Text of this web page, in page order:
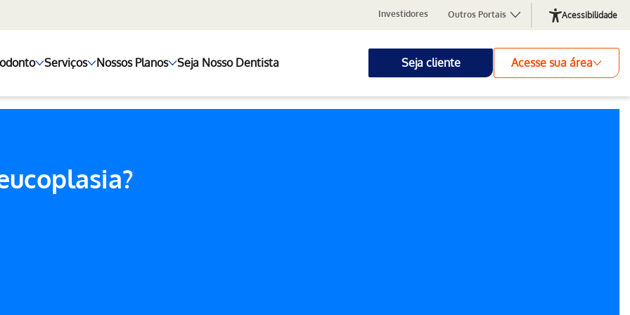
Investidores Outros Portais Acessibilidade
Serviços Nossos Planos Seja Nosso Dentista Seja cliente Acesse sua área